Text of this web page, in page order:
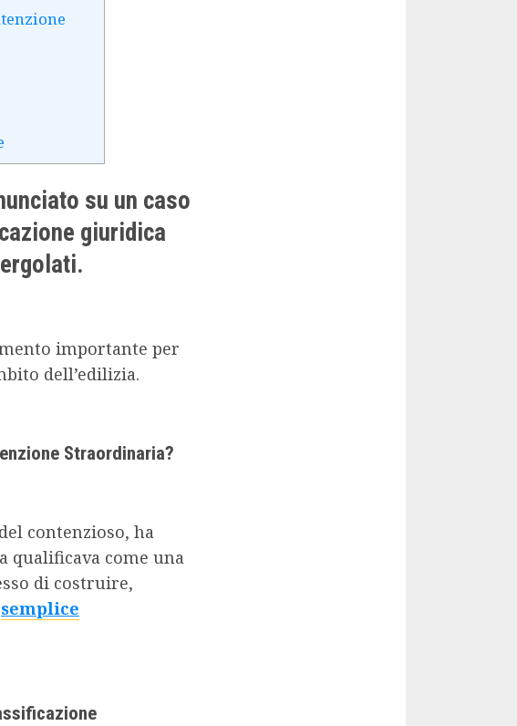
su un caso
giuridica
importante per
dell’edilizia.
Straordinaria?
contenzioso, ha
qualificava come una
di costruire,
semplice